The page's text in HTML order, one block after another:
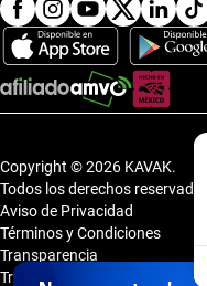
Copyright © 2026 KAVAK.
Todos los derechos reservados.
Aviso de Privacidad
Términos y Condiciones
Transparencia
Transparencia Financiera